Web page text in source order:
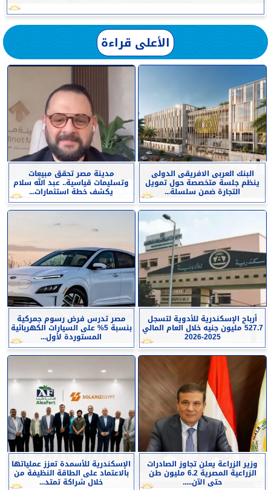
الأعلى قراءة
البنك العربى الافريقى الدولى
ينظم جلسة متخصصة حول تمويل
التجارة ضمن سلسلة...
مدينة مصر تحقق مبيعات
وتسليمات قياسية.. عبد الله سلام
يكشف خطة استثمارات...
أرباح الإسكندرية للأدوية لتسجل
527.7 مليون جنيه خلال العام المالي
2025-2026
مصر تدرس فرض رسوم جمركية
بنسبة 5% على السيارات الكهربائية
المستوردة لأول...
وزير الزراعة يعلن تجاوز الصادرات
الزراعية المصرية 6.2 مليون طن
حتى الآن.....
الإسكندرية للأسمدة تعزز عملياتها
بالاعتماد على الطاقة النظيفة من
خلال شراكة تمتد...